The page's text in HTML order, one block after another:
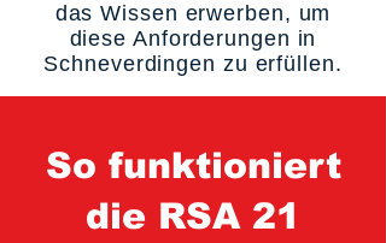
das Wissen erwerben, um
diese Anforderungen in
Schneverdingen zu erfüllen.
So funktioniert
die RSA 21